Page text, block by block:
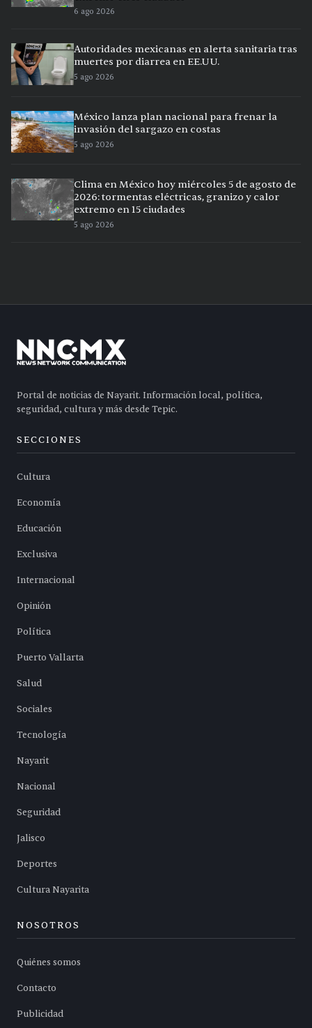
6 ago 2026
Autoridades mexicanas en alerta sanitaria tras
muertes por diarrea en EE.UU.
5 ago 2026
México lanza plan nacional para frenar la
invasión del sargazo en costas
5 ago 2026
Clima en México hoy miércoles 5 de agosto de
2026: tormentas eléctricas, granizo y calor
extremo en 15 ciudades
5 ago 2026
Portal de noticias de Nayarit. Información local, política,
seguridad, cultura y más desde Tepic.
SECCIONES
Cultura
Economía
Educación
Exclusiva
Internacional
Opinión
Política
Puerto Vallarta
Salud
Sociales
Tecnología
Nayarit
Nacional
Seguridad
Jalisco
Deportes
Cultura Nayarita
NOSOTROS
Quiénes somos
Contacto
Publicidad